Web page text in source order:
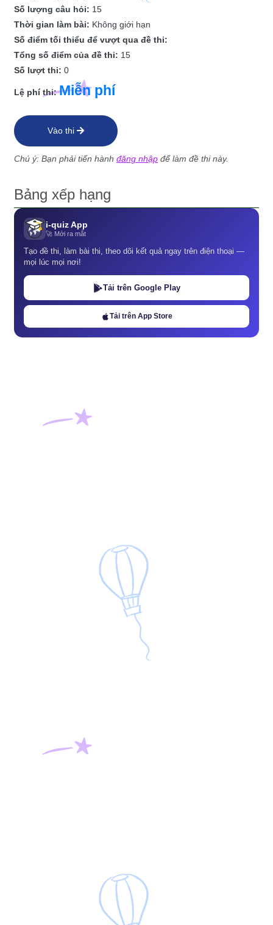
Số lượng câu hỏi: 15
Thời gian làm bài: Không giới hạn
Số điểm tối thiểu để vượt qua đề thi:
Tổng số điểm của đề thi: 15
Số lượt thi: 0
Lệ phí thi:Miễn phí
Vào thi
Chú ý: Bạn phải tiến hành đăng nhập để làm đề thi này.
Bảng xếp hạng
i-quiz App
🚀 Mới ra mắt
Tạo đề thi, làm bài thi, theo dõi kết quả ngay trên điện thoại —
mọi lúc mọi nơi!
Tải trên Google Play
Tải trên App Store